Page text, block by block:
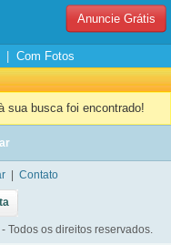
Anuncie Grátis
Com Fotos
sua busca foi encontrado!
Contato
Todos os direitos reservados.